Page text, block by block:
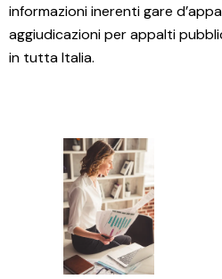
informazioni inerenti gare
aggiudicazioni per appalti
in tutta Italia.